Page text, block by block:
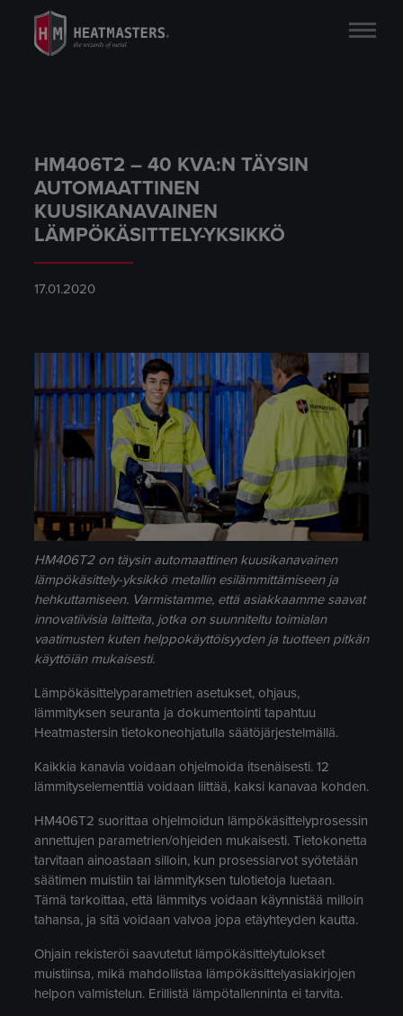
HM406T2 – 40 KVA:N TÄYSIN
AUTOMAATTINEN
KUUSIKANAVAINEN
LÄMPÖKÄSITTELY-YKSIKKÖ
17.01.2020
HM406T2 on täysin automaattinen kuusikanavainen
lämpökäsittely-yksikkö metallin esilämmittämiseen ja
hehkuttamiseen. Varmistamme, että asiakkaamme saavat
innovatiivisia laitteita, jotka on suunniteltu toimialan
vaatimusten kuten helppokäyttöisyyden ja tuotteen pitkän
käyttöiän mukaisesti.
Lämpökäsittelyparametrien asetukset, ohjaus,
lämmityksen seuranta ja dokumentointi tapahtuu
Heatmastersin tietokoneohjatulla säätöjärjestelmällä.
Kaikkia kanavia voidaan ohjelmoida itsenäisesti. 12
lämmityselementtiä voidaan liittää, kaksi kanavaa kohden.
HM406T2 suorittaa ohjelmoidun lämpökäsittelyprosessin
annettujen parametrien/ohjeiden mukaisesti. Tietokonetta
tarvitaan ainoastaan silloin, kun prosessiarvot syötetään
säätimen muistiin tai lämmityksen tulotietoja luetaan.
Tämä tarkoittaa, että lämmitys voidaan käynnistää milloin
tahansa, ja sitä voidaan valvoa jopa etäyhteyden kautta.
Ohjain rekisteröi saavutetut lämpökäsittelytulokset
muistiinsa, mikä mahdollistaa lämpökäsittelyasiakirjojen
helpon valmistelun. Erillistä lämpötallenninta ei tarvita.